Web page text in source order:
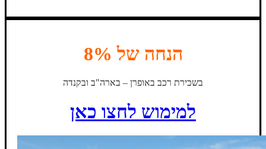
הנחה של 8%
בשכירת רכב באופרן – בארה"ב ובקנדה
למימוש לחצו כאן